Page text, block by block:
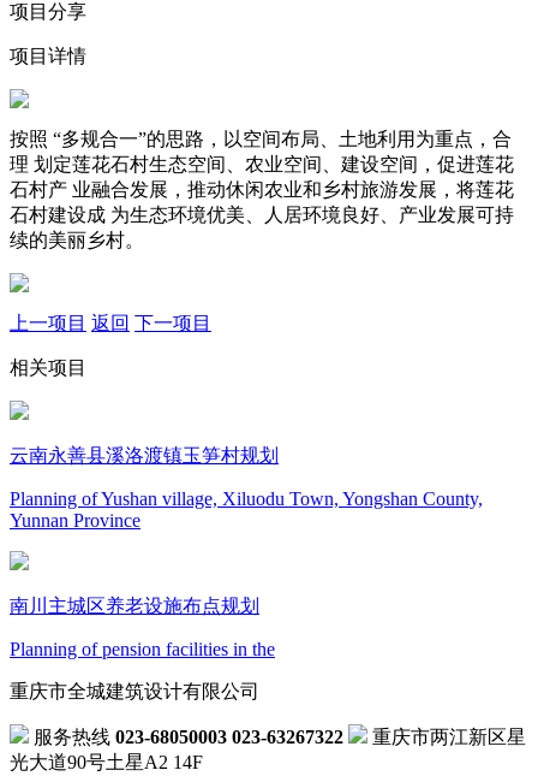
项目分享
项目详情
按照 “多规合一”的思路，以空间布局、土地利用为重点，合
理 划定莲花石村生态空间、农业空间、建设空间，促进莲花
石村产 业融合发展，推动休闲农业和乡村旅游发展，将莲花
石村建设成 为生态环境优美、人居环境良好、产业发展可持
续的美丽乡村。
上一项目 返回 下一项目
相关项目
云南永善县溪洛渡镇玉笋村规划
Planning of Yushan village, Xiluodu Town, Yongshan County,
Yunnan Province
南川主城区养老设施布点规划
Planning of pension facilities in the
重庆市全城建筑设计有限公司
服务热线 023-68050003 023-63267322
重庆市两江新区星
光大道90号土星A2 14F